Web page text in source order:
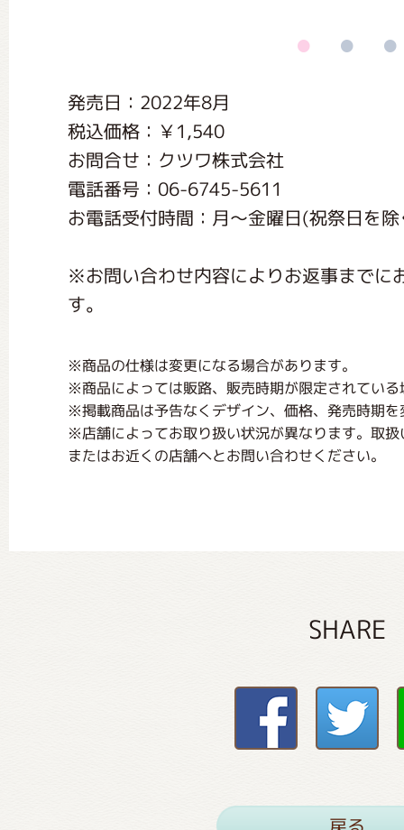
発売日：2022年8月
税込価格：￥1,540
お問合せ：クツワ株式会社
電話番号：06-6745-5611
お電話受付時間：月〜金曜日(祝祭日を
※お問い合わせ内容によりお返事までに
す。
※商品の仕様は変更になる場合があります。
※商品によっては販路、販売時期が限定されてい
※掲載商品は予告なくデザイン、価格、発売時期
※店舗によってお取り扱い状況が異なります。取
またはお近くの店舗へとお問い合わせください。
SHARE
くまのがっこう 家庭科部